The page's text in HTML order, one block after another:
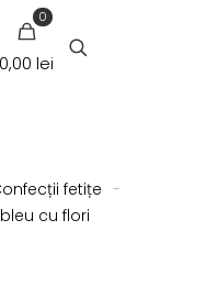
0
0,00 lei
fetițe -
cu flori